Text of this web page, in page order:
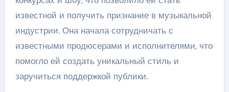
известной и получить признание в музыкальной
индустрии. Она начала сотрудничать с
известными продюсерами и исполнителями, что
помогло ей создать уникальный стиль и
заручиться поддержкой публики.